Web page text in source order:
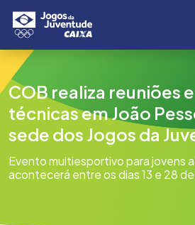
COB realiza reuniões
técnicas em João
sede dos Jogos da
Evento multiesportivo para jovens
acontecerá entre os dias 13 e 28